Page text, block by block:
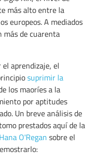
más alto entre la
europeos. A mediados
más de cuarenta
aprendizaje, el
suprimir la
los maoríes a la
por aptitudes
Un breve análisis de
prestados aquí de la
O'Regan sobre el